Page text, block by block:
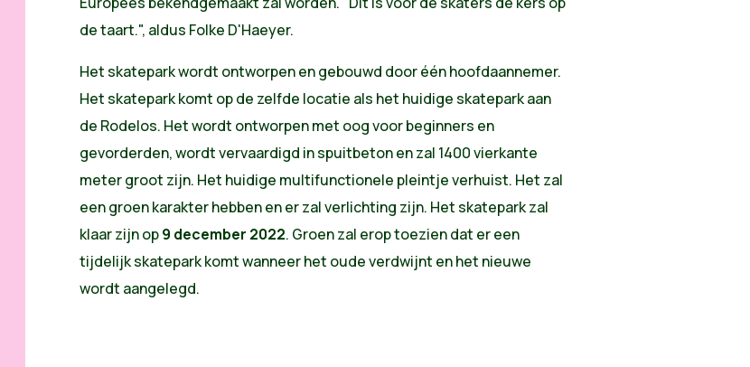
de taart.", aldus Folke D'Haeyer.
Het skatepark wordt ontworpen en gebouwd door één hoofdaannemer.
Het skatepark komt op de zelfde locatie als het huidige skatepark aan
de Rodelos. Het wordt ontworpen met oog voor beginners en
gevorderden, wordt vervaardigd in spuitbeton en zal 1400 vierkante
meter groot zijn. Het huidige multifunctionele pleintje verhuist. Het zal
een groen karakter hebben en er zal verlichting zijn. Het skatepark zal
klaar zijn op9 december 2022. Groen zal erop toezien dat er een
tijdelijk skatepark komt wanneer het oude verdwijnt en het nieuwe
wordt aangelegd.